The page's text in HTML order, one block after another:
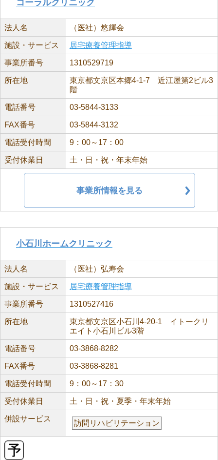
コーラルクリニック
法人名 （医社）悠輝会
施設・サービス 居宅療養管理指導
事業所番号 1310529719
所在地
東京都文京区本郷4-1-7 近江屋第2ビル3
階
電話番号 03-5844-3133
FAX番号 03-5844-3132
電話受付時間 9：00～17：00
受付休業日 土・日・祝・年末年始
事業所情報を見る
小石川ホームクリニック
法人名 （医社）弘寿会
施設・サービス 居宅療養管理指導
事業所番号 1310527416
所在地
東京都文京区小石川4-20-1 イトークリ
エイト小石川ビル3階
電話番号 03-3868-8282
FAX番号 03-3868-8281
電話受付時間 9：00～17：30
受付休業日 土・日・祝・夏季・年末年始
併設サービス
訪問リハビリテーション